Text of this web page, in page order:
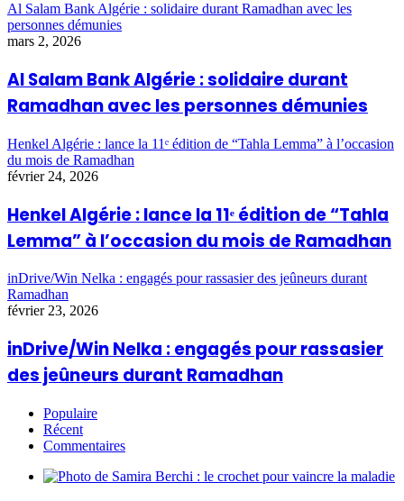
Al Salam Bank Algérie : solidaire durant Ramadhan avec les
personnes démunies
mars 2, 2026
Al Salam Bank Algérie : solidaire durant
Ramadhan avec les personnes démunies
Henkel Algérie : lance la 11ᵉ édition de “Tahla Lemma” à l’occasion
du mois de Ramadhan
février 24, 2026
Henkel Algérie : lance la 11ᵉ édition de “Tahla
Lemma” à l’occasion du mois de Ramadhan
inDrive/Win Nelka : engagés pour rassasier des jeûneurs durant
Ramadhan
février 23, 2026
inDrive/Win Nelka : engagés pour rassasier
des jeûneurs durant Ramadhan
Populaire
Récent
Commentaires